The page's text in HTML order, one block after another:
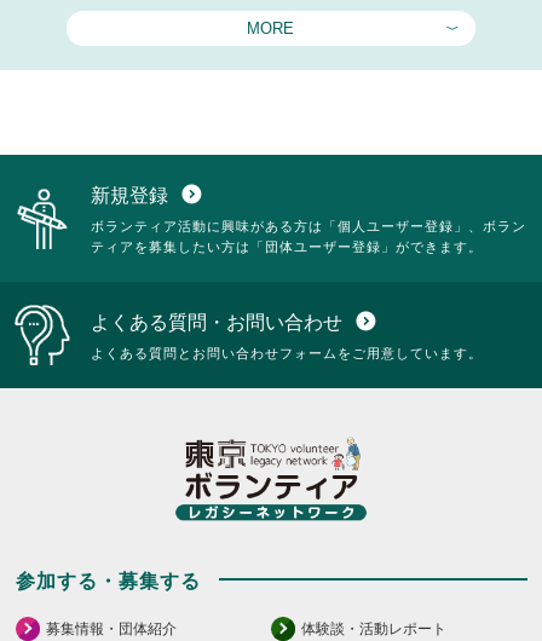
MORE
新規登録 expand_circle_down
ボランティア活動に興味がある方は「個人ユーザー登録」、ボラン
ティアを募集したい方は「団体ユーザー登録」ができます。
よくある質問・お問い合わせ expand_circle_down
よくある質問とお問い合わせフォームをご用意しています。
参加する・募集する
募集情報・団体紹介 体験談・活動レポート